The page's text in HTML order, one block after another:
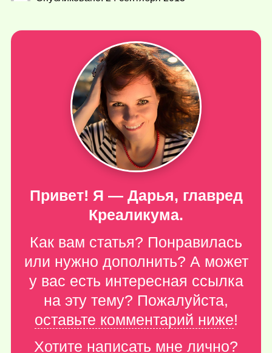
Привет! Я — Дарья, главред
Креаликума.
Как вам статья? Понравилась
или нужно дополнить? А может
у вас есть интересная ссылка
на эту тему? Пожалуйста,
оставьте комментарий ниже!
Хотите написать мне лично?